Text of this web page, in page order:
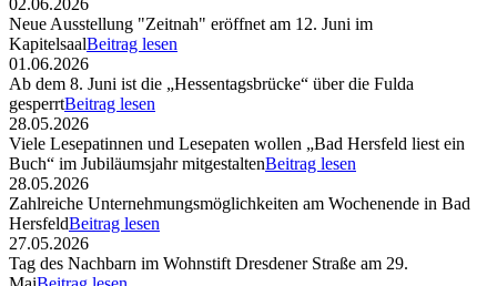
02.06.2026
Neue Ausstellung "Zeitnah" eröffnet am 12. Juni im
KapitelsaalBeitrag lesen
01.06.2026
Ab dem 8. Juni ist die „Hessentagsbrücke“ über die Fulda
gesperrtBeitrag lesen
28.05.2026
Viele Lesepatinnen und Lesepaten wollen „Bad Hersfeld liest ein
Buch“ im Jubiläumsjahr mitgestaltenBeitrag lesen
28.05.2026
Zahlreiche Unternehmungsmöglichkeiten am Wochenende in Bad
HersfeldBeitrag lesen
27.05.2026
Tag des Nachbarn im Wohnstift Dresdener Straße am 29.